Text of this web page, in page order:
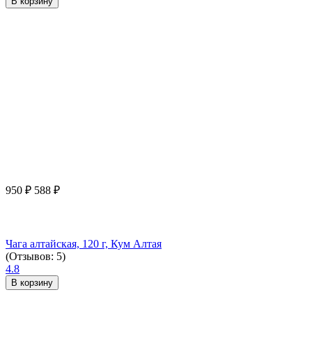
950 ₽ 588 ₽
Чага алтайская, 120 г, Кум Алтая
(Отзывов: 5)
4.8
В корзину